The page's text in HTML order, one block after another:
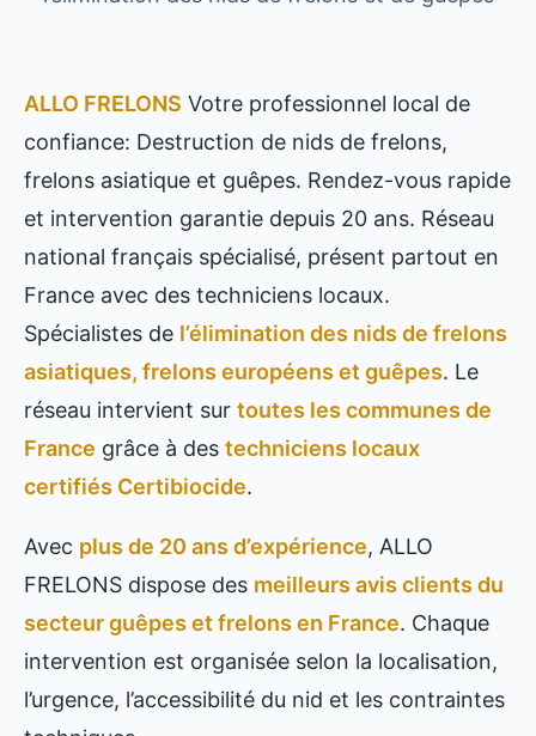
ALLO FRELONS Votre professionnel local de
confiance: Destruction de nids de frelons,
frelons asiatique et guêpes. Rendez-vous rapide
et intervention garantie depuis 20 ans. Réseau
national français spécialisé, présent partout en
France avec des techniciens locaux.
Spécialistes de l’élimination des nids de frelons
asiatiques, frelons européens et guêpes. Le
réseau intervient sur toutes les communes de
France grâce à des techniciens locaux
certifiés Certibiocide.
Avec plus de 20 ans d’expérience, ALLO
FRELONS dispose des meilleurs avis clients du
secteur guêpes et frelons en France. Chaque
intervention est organisée selon la localisation,
l’urgence, l’accessibilité du nid et les contraintes